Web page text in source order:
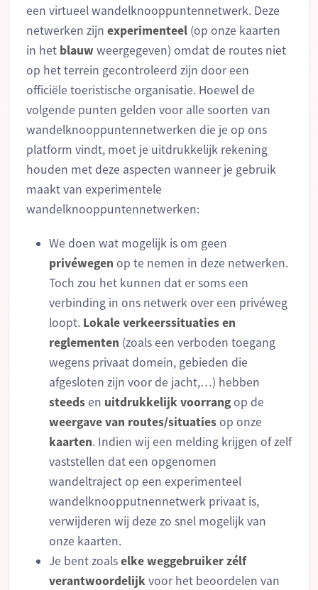
een virtueel wandelknooppuntennetwerk. Deze
netwerken zijn experimenteel (op onze kaarten
in het blauw weergegeven) omdat de routes niet
op het terrein gecontroleerd zijn door een
officiële toeristische organisatie. Hoewel de
volgende punten gelden voor alle soorten van
wandelknooppuntennetwerken die je op ons
platform vindt, moet je uitdrukkelijk rekening
houden met deze aspecten wanneer je gebruik
maakt van experimentele
wandelknooppuntennetwerken:
We doen wat mogelijk is om geen
privéwegen op te nemen in deze netwerken.
Toch zou het kunnen dat er soms een
verbinding in ons netwerk over een privéweg
loopt. Lokaleverkeerssituatiesen
reglementen (zoals een verboden toegang
wegens privaat domein, gebieden die
afgesloten zijn voor de jacht,…) hebben
steedsen uitdrukkelijkvoorrangop de
weergavevan routes/situatiesop onze
kaarten. Indien wij een melding krijgen of zelf
vaststellen dat een opgenomen
wandeltraject op een experimenteel
wandelknoopputnennetwerk privaat is,
verwijderen wij deze zo snel mogelijk van
onze kaarten.
Je bent zoalselkeweggebruikerzélf
verantwoordelijkvoor het beoordelen van